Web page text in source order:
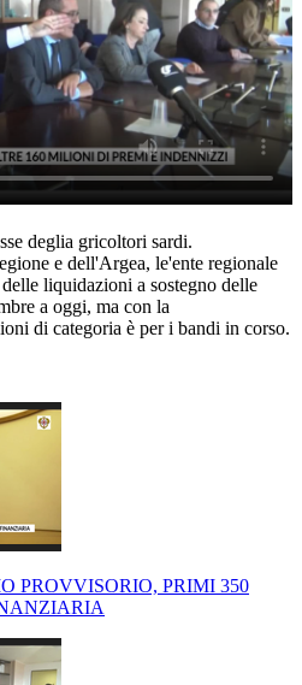
deglia gricoltori sardi.
e dell'Argea, le'ente regionale
liquidazioni a sostegno delle
a oggi, ma con la
di categoria è per i bandi in corso.
PROVVISORIO, PRIMI 350